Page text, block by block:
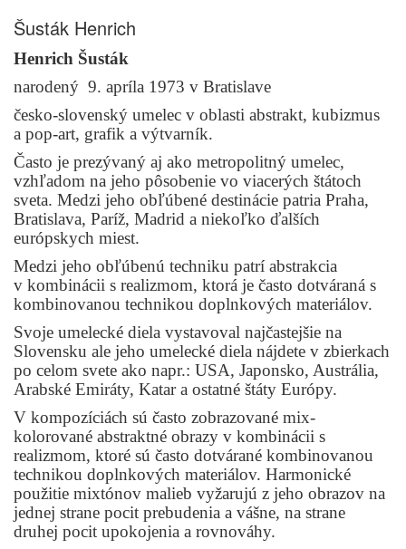
Šusták Henrich
Henrich Šusták
narodený 9. apríla 1973 v Bratislave
česko-slovenský umelec v oblasti abstrakt, kubizmus
a pop-art, grafik a výtvarník.
Často je prezývaný aj ako metropolitný umelec,
vzhľadom na jeho pôsobenie vo viacerých štátoch
sveta. Medzi jeho obľúbené destinácie patria Praha,
Bratislava, Paríž, Madrid a niekoľko ďalších
európskych miest.
Medzi jeho obľúbenú techniku patrí abstrakcia
v kombinácii s realizmom, ktorá je často dotváraná s
kombinovanou technikou doplnkových materiálov.
Svoje umelecké diela vystavoval najčastejšie na
Slovensku ale jeho umelecké diela nájdete v zbierkach
po celom svete ako napr.: USA, Japonsko, Austrália,
Arabské Emiráty, Katar a ostatné štáty Európy.
V kompozíciách sú často zobrazované mix-
kolorované abstraktné obrazy v kombinácii s
realizmom, ktoré sú často dotvárané kombinovanou
technikou doplnkových materiálov. Harmonické
použitie mixtónov malieb vyžarujú z jeho obrazov na
jednej strane pocit prebudenia a vášne, na strane
druhej pocit upokojenia a rovnováhy.